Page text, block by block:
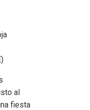
al
fiesta